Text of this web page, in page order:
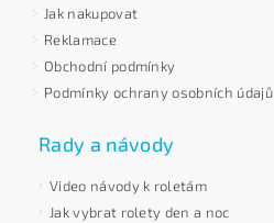
Jak nakupovat
Reklamace
Obchodní podmínky
Podmínky ochrany osobních údajů
Rady a návody
Video návody k roletám
Jak vybrat rolety den a noc